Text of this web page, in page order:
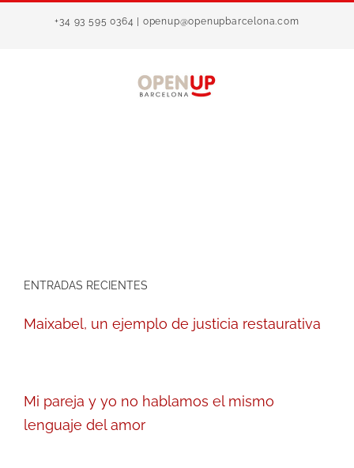
+34 93 595 0364 | openup@openupbarcelona.com
ENTRADAS RECIENTES
Maixabel, un ejemplo de justicia restaurativa
Mi pareja y yo no hablamos el mismo
lenguaje del amor